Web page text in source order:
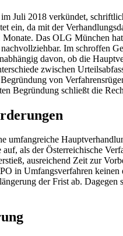
Juli 2018 verkündet,
ein, da mit der
Das OLG München
Im schroffen
davon, ob die
zwischen
von
Begründung schließt die
umfangreiche
als der Österreichische
ausreichend Zeit zur
in Umfangsverfahren
der Frist ab.